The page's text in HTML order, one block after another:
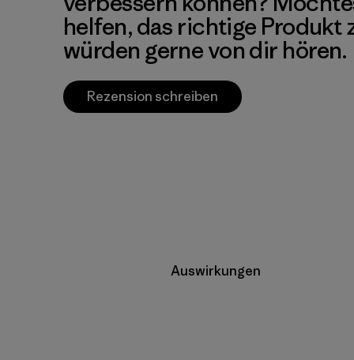
helfen, das richtige Produkt
würden gerne von dir hören.
Rezension schreiben
Auswirkungen